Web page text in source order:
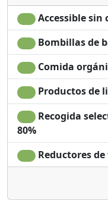
Accessible sin
Bombillas de
Comida
Productos de
Recogida
80%
Reductores